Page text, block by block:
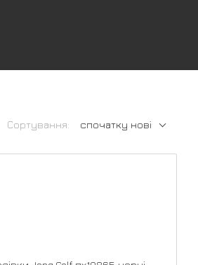
Сортування: спочатку нові